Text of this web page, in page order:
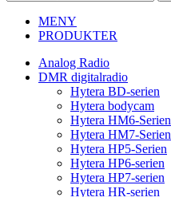
MENY
PRODUKTER
Analog Radio
DMR digitalradio
Hytera BD-serien
Hytera bodycam
Hytera HM6-Serien
Hytera HM7-Serien
Hytera HP5-Serien
Hytera HP6-serien
Hytera HP7-serien
Hytera HR-serien